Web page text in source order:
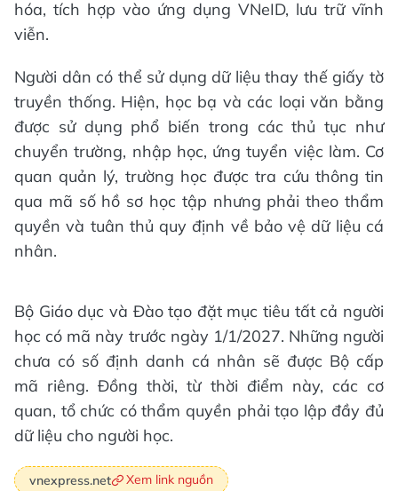
hóa, tích hợp vào ứng dụng VNeID, lưu trữ vĩnh
viễn.
Người dân có thể sử dụng dữ liệu thay thế giấy tờ
truyền thống. Hiện, học bạ và các loại văn bằng
được sử dụng phổ biến trong các thủ tục như
chuyển trường, nhập học, ứng tuyển việc làm. Cơ
quan quản lý, trường học được tra cứu thông tin
qua mã số hồ sơ học tập nhưng phải theo thẩm
quyền và tuân thủ quy định về bảo vệ dữ liệu cá
nhân.
Bộ Giáo dục và Đào tạo đặt mục tiêu tất cả người
học có mã này trước ngày 1/1/2027. Những người
chưa có số định danh cá nhân sẽ được Bộ cấp
mã riêng. Đồng thời, từ thời điểm này, các cơ
quan, tổ chức có thẩm quyền phải tạo lập đầy đủ
dữ liệu cho người học.
vnexpress.net Xem link nguồn